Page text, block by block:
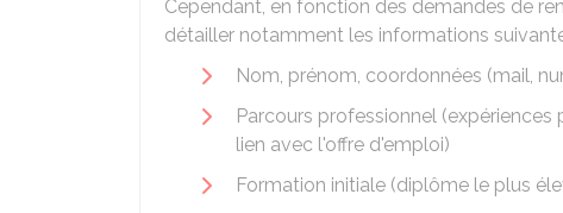
Cependant, en fonction des demandes de
détailler notamment les informations
Nom, prénom, coordonnées (mail,
Parcours professionnel
lien avec l'offre d'emploi)
Formation initiale (diplôme le plus